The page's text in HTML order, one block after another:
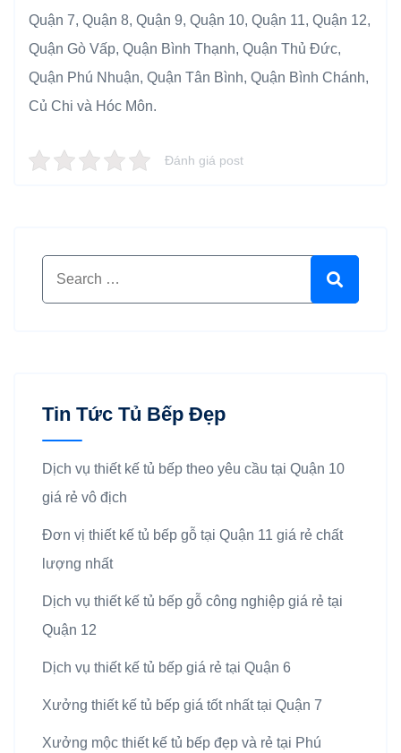
Quận 7, Quận 8, Quận 9, Quận 10, Quận 11, Quận 12,
Quận Gò Vấp, Quận Bình Thạnh, Quận Thủ Đức,
Quận Phú Nhuận, Quận Tân Bình, Quận Bình Chánh,
Củ Chi và Hóc Môn.
Đánh giá post
Tin Tức Tủ Bếp Đẹp
Dịch vụ thiết kế tủ bếp theo yêu cầu tại Quận 10
giá rẻ vô địch
Đơn vị thiết kế tủ bếp gỗ tại Quận 11 giá rẻ chất
lượng nhất
Dịch vụ thiết kế tủ bếp gỗ công nghiệp giá rẻ tại
Quận 12
Dịch vụ thiết kế tủ bếp giá rẻ tại Quận 6
Xưởng thiết kế tủ bếp giá tốt nhất tại Quận 7
Xưởng mộc thiết kế tủ bếp đẹp và rẻ tại Phú